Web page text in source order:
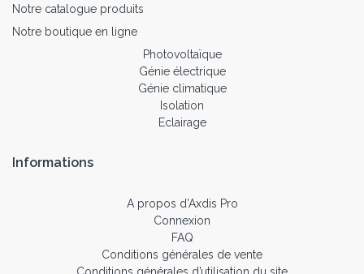
Notre catalogue produits
Notre boutique en ligne
Photovoltaïque
Génie électrique
Génie climatique
Isolation
Eclairage
Informations
A propos d’Axdis Pro
Connexion
FAQ
Conditions générales de vente